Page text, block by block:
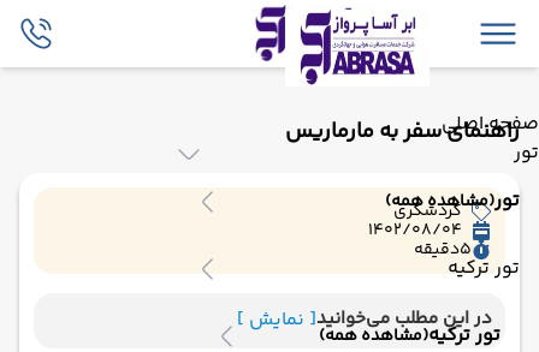
صفحه اصلی
تور
تور(مشاهده همه)
تور ترکیه
تور ترکیه(مشاهده همه)
راهنمای سفر به مارماریس
گردشگری
1402/08/04
5دقیقه
در این مطلب می‌خوانید[ نمایش ]